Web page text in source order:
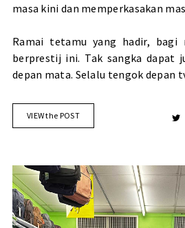
masa kini dan memperkasakan
Ramai tetamu yang hadir, bagi
berprestij ini. Tak sangka dapat
depan mata. Selalu tengok depan
VIEW the POST